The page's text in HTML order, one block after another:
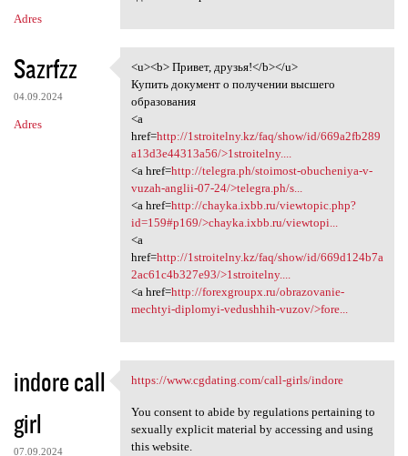
Adres
Sazrfzz
04.09.2024
Adres
<u><b> Привет, друзья!</b></u
<u><b> Привет, друзья!</b></u>
Купить документ о получении высшего
образования
<a
href=http://1stroitelny.kz/faq/show/id/669a2fb289
a13d3e44313a56/>1stroitelny....
<a href=http://telegra.ph/stoimost-obucheniya-v-
vuzah-anglii-07-24/>telegra.ph/s...
<a href=http://chayka.ixbb.ru/viewtopic.php?
id=159#p169/>chayka.ixbb.ru/viewtopi...
<a
href=http://1stroitelny.kz/faq/show/id/669d124b7a
2ac61c4b327e93/>1stroitelny....
<a href=http://forexgroupx.ru/obrazovanie-
mechtyi-diplomyi-vedushhih-vuzov/>fore...
indore call
girl
07.09.2024
https://www.cgdating.com/call
https://www.cgdating.com/call-girls/indore
You consent to abide by regulations pertaining to
sexually explicit material by accessing and using
this website.